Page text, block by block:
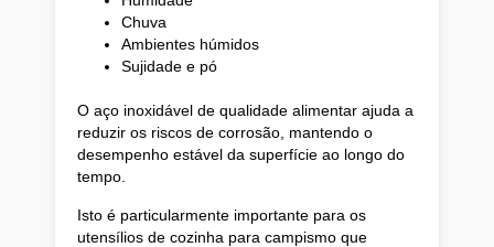
Chuva
Ambientes húmidos
Sujidade e pó
O aço inoxidável de qualidade alimentar ajuda a
reduzir os riscos de corrosão, mantendo o
desempenho estável da superfície ao longo do
tempo.
Isto é particularmente importante para os
utensílios de cozinha para campismo que